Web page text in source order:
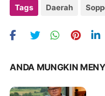
Tags Daerah
ANDA MUNGKIN